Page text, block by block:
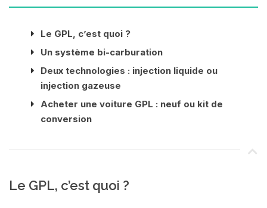
Le GPL, c’est quoi ?
Un système bi-carburation
Deux technologies : injection liquide ou
injection gazeuse
Acheter une voiture GPL : neuf ou kit de
conversion
Le GPL, c’est quoi ?